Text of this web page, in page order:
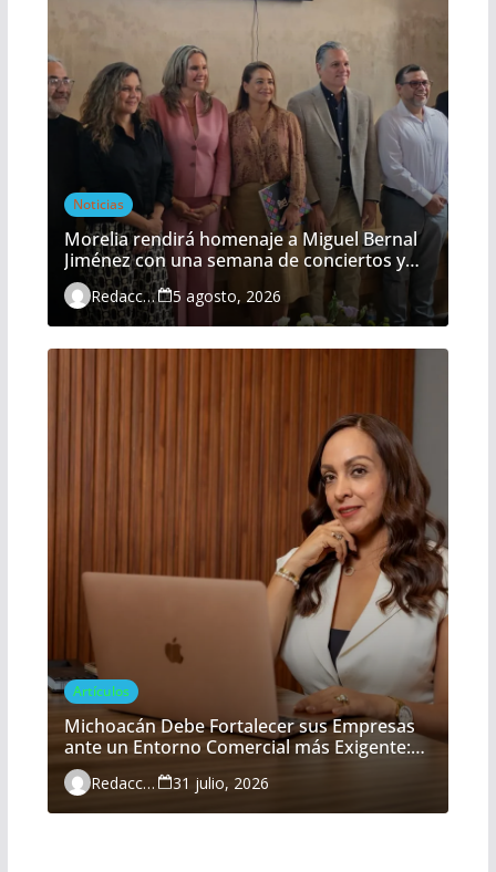
Noticias
Morelia rendirá homenaje a Miguel Bernal
Jiménez con una semana de conciertos y
actividades gratuitas
Redacción 5 agosto, 2026
Artículos
Michoacán Debe Fortalecer sus Empresas
ante un Entorno Comercial más Exigente:
María Belém Morón
Redacción 31 julio, 2026